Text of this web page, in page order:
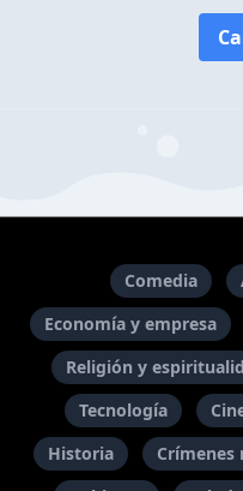
Comedia
Economía y empresa
Religión y
Tecnología
Historia
Crímenes